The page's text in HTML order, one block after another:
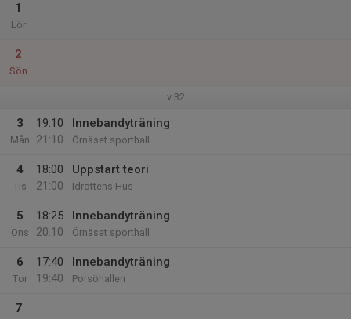
1
Lör
2
Sön
v.32
3
Mån
19:10
21:10
Innebandyträning
Örnäset sporthall
4
Tis
18:00
21:00
Uppstart teori
Idrottens Hus
5
Ons
18:25
20:10
Innebandyträning
Örnäset sporthall
6
Tor
17:40
19:40
Innebandyträning
Porsöhallen
7